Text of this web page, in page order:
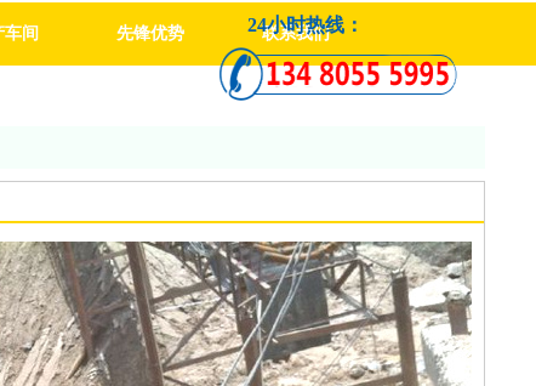
24小时热线：
车间 先锋优势 联系我们